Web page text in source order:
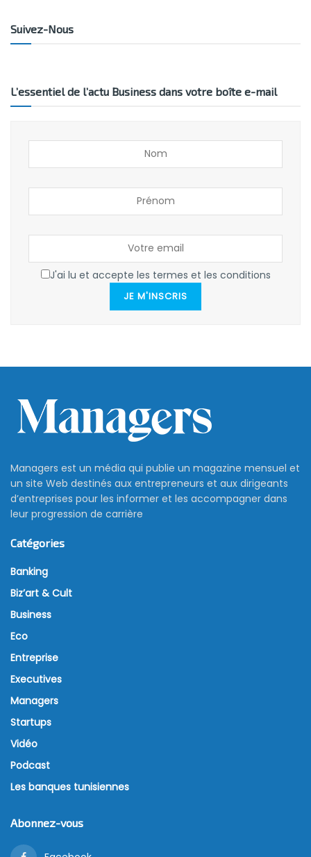
Suivez-Nous
L’essentiel de l’actu Business dans votre boîte e-mail
J'ai lu et accepte les termes et les conditions
JE M'INSCRIS
Managers est un média qui publie un magazine mensuel et
un site Web destinés aux entrepreneurs et aux dirigeants
d’entreprises pour les informer et les accompagner dans
leur progression de carrière
Catégories
Banking
Biz’art & Cult
Business
Eco
Entreprise
Executives
Managers
Startups
Vidéo
Podcast
Les banques tunisiennes
Abonnez-vous